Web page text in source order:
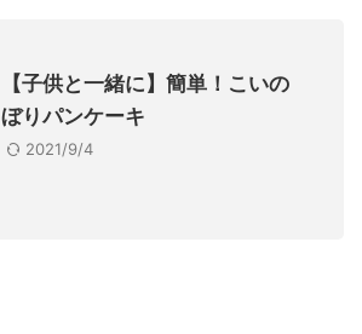
【子供と一緒に】簡単！こいの
ぼりパンケーキ
2021/9/4